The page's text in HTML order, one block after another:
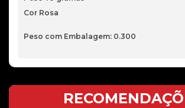
Cor Rosa
Peso com Embalagem: 0.300